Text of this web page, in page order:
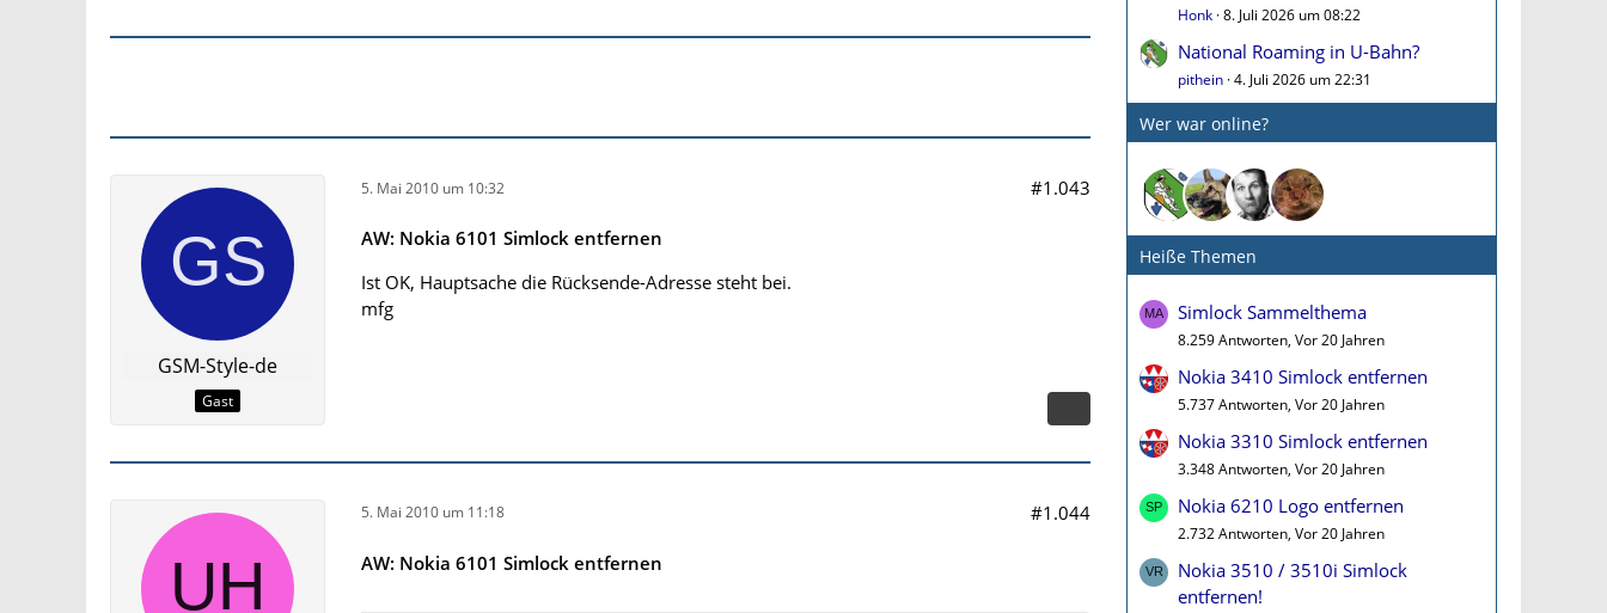
GSM-Style-de
Gast
5. Mai 2010 um 10:32 #1.043
AW: Nokia 6101 Simlock entfernen
Ist OK, Hauptsache die Rücksende-Adresse steht bei.
mfg
5. Mai 2010 um 11:18 #1.044
AW: Nokia 6101 Simlock entfernen
Honk 8. Juli 2026 um 08:22
National Roaming in U-Bahn?
pithein 4. Juli 2026 um 22:31
Wer war online?
Heiße Themen
Simlock Sammelthema
8.259 Antworten, Vor 20 Jahren
Nokia 3410 Simlock entfernen
5.737 Antworten, Vor 20 Jahren
Nokia 3310 Simlock entfernen
3.348 Antworten, Vor 20 Jahren
Nokia 6210 Logo entfernen
2.732 Antworten, Vor 20 Jahren
Nokia 3510 / 3510i Simlock
entfernen!